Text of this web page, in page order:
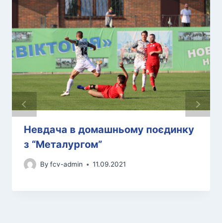
Невдача в домашньому поєдинку
з “Металургом”
By fcv-admin 11.09.2021